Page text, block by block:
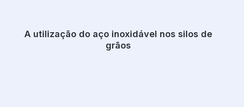
A utilização do aço inoxidável nos silos de
grãos